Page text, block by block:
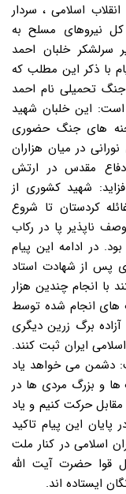
اسلامی ، سردار
نیروهای مسلح به
خلبان احمد
با ذکر این مطلب که
تحمیلی نام احمد
است: این خلبان شهید
های جنگ حضوری
در میان هزاران
دفاع مقدس در ارتش
شهید کشوری از
کردستان تا شروع
ناپذیر پا در رکاب
در ادامه این پیام
پس از شهادت استاد
انجام چندین هزار
های انجام شده توسط
برگ زرین دیگری
ایران ثبت کنند.
دشمن می خواهد یاد
و بزرگ مردی ها در
حرکت کنیم و یاد
پایان این پیام تاکید
اسلامی در کنار ملت
قوا حضرت آیت الله
ایستاده اند.